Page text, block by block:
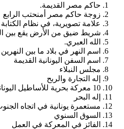
حاكم مصر القديمة.
زوجة حاكم مصر أمنحتب الرابع
علامة تصويرية، في نظام
شريط ضيق من الأرض يقع بين
الله العبري.
اسم النهر في بلاد ما بين النهرين
اسم السفن اليونانية القديمة
مجلس النبلاء
إله التجارة والربح
10 معركة بحرية للأساطيل اليونانية والفارسية
إله البحر
مستعمرة يونانية في اتجاه
السوق السنوي
الفائز في المعركة في العمل